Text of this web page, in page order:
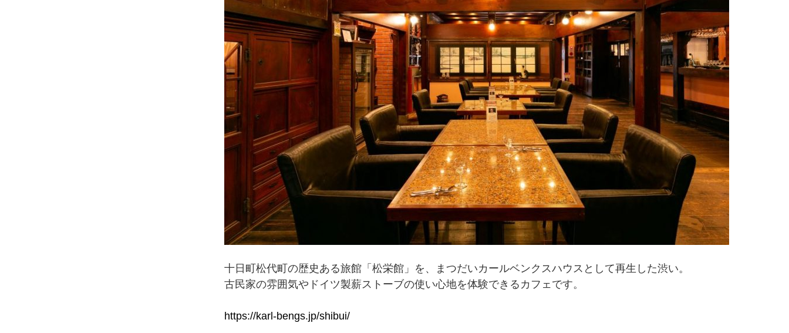
十日町松代町の歴史ある旅館「松栄館」を、まつだいカールベンクスハウスとして再生した渋い。
古民家の雰囲気やドイツ製薪ストーブの使い心地を体験できるカフェです。
https://karl-bengs.jp/shibui/